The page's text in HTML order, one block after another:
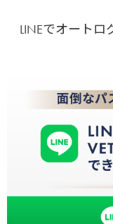
LINEでオートロ